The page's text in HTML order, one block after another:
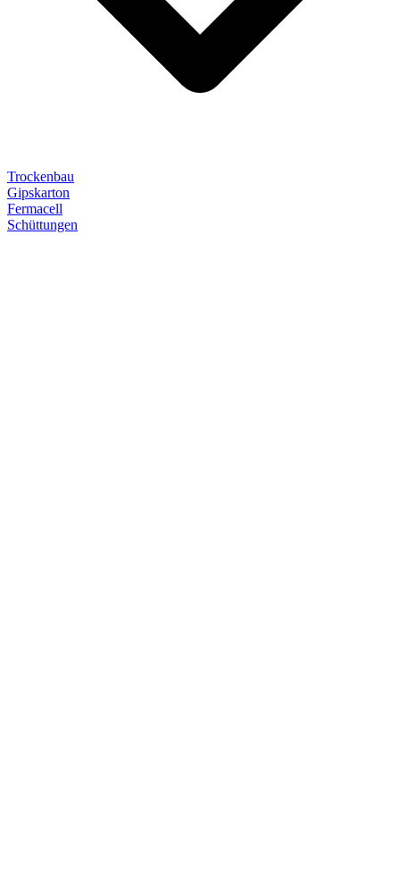
Trockenbau
Gipskarton
Fermacell
Schüttungen